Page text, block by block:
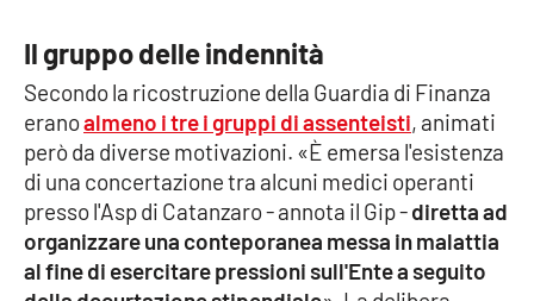
LA
CALABRIAVISIONE
Destinazioni
Eventi
Food
Storie
Il gruppo delle indennità
Secondo la ricostruzione della Guardia di Finanza
eranoalmeno i tre i gruppi di assenteisti, animati
però da diverse motivazioni. «È emersa l'esistenza
di una concertazione tra alcuni medici operanti
presso l'Asp di Catanzaro - annota il Gip -diretta ad
organizzare una conteporanea messa in malattia
al fine di esercitare pressioni sull'Ente a seguito